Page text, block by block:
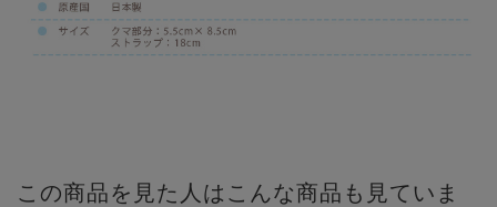
この商品を見た人はこんな商品も見ていま